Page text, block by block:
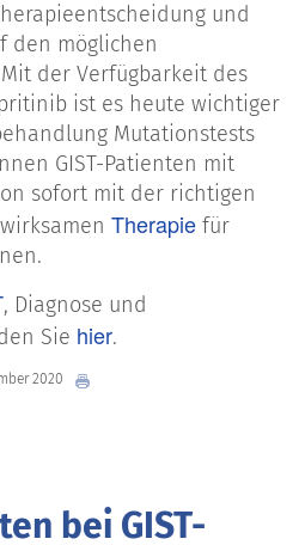
und
den möglichen
der Verfügbarkeit des
ist es heute wichtiger
Mutationstests
GIST-Patienten mit
sofort mit der richtigen
Therapie für
, Diagnose und
Sie hier.
2020
bei GIST-